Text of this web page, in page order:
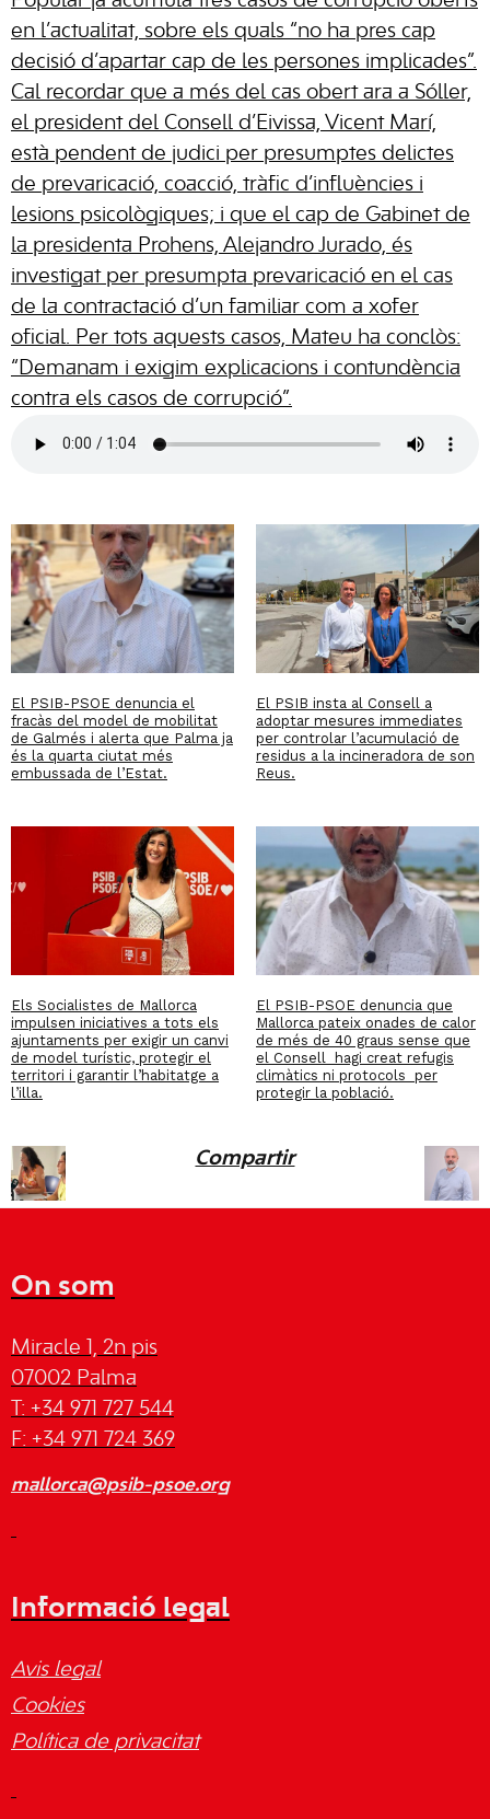
en l’actualitat, sobre els quals “no ha pres cap
decisió d’apartar cap de les persones implicades”.
Cal recordar que a més del cas obert ara a Sóller,
el president del Consell d’Eivissa, Vicent Marí,
està pendent de judici per presumptes delictes
de prevaricació, coacció, tràfic d’influències i
lesions psicològiques; i que el cap de Gabinet de
la presidenta Prohens, Alejandro Jurado, és
investigat per presumpta prevaricació en el cas
de la contractació d’un familiar com a xofer
oficial. Per tots aquests casos, Mateu ha conclòs:
“Demanam i exigim explicacions i contundència
contra els casos de corrupció”.
El PSIB-PSOE denuncia el
fracàs del model de mobilitat
de Galmés i alerta que Palma ja
és la quarta ciutat més
embussada de l’Estat.
El PSIB insta al Consell a
adoptar mesures immediates
per controlar l’acumulació de
residus a la incineradora de son
Reus.
Els Socialistes de Mallorca
impulsen iniciatives a tots els
ajuntaments per exigir un canvi
de model turístic, protegir el
territori i garantir l’habitatge a
l’illa.
El PSIB-PSOE denuncia que
Mallorca pateix onades de calor
de més de 40 graus sense que
el Consell hagi creat refugis
climàtics ni protocols per
protegir la població.
Compartir
On som
Miracle 1, 2n pis
07002 Palma
T: +34 971 727 544
F: +34 971 724 369
mallorca@psib-psoe.org
Informació legal
Avis legal
Cookies
Política de privacitat